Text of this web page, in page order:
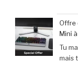
:
Offre
Mini
Tu
mais